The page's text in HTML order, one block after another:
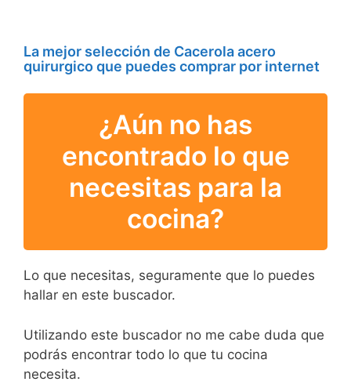
La mejor selección de Cacerola acero
quirurgico que puedes comprar por internet
¿Aún no has
encontrado lo que
necesitas para la
cocina?
Lo que necesitas, seguramente que lo puedes
hallar en este buscador.
Utilizando este buscador no me cabe duda que
podrás encontrar todo lo que tu cocina
necesita.